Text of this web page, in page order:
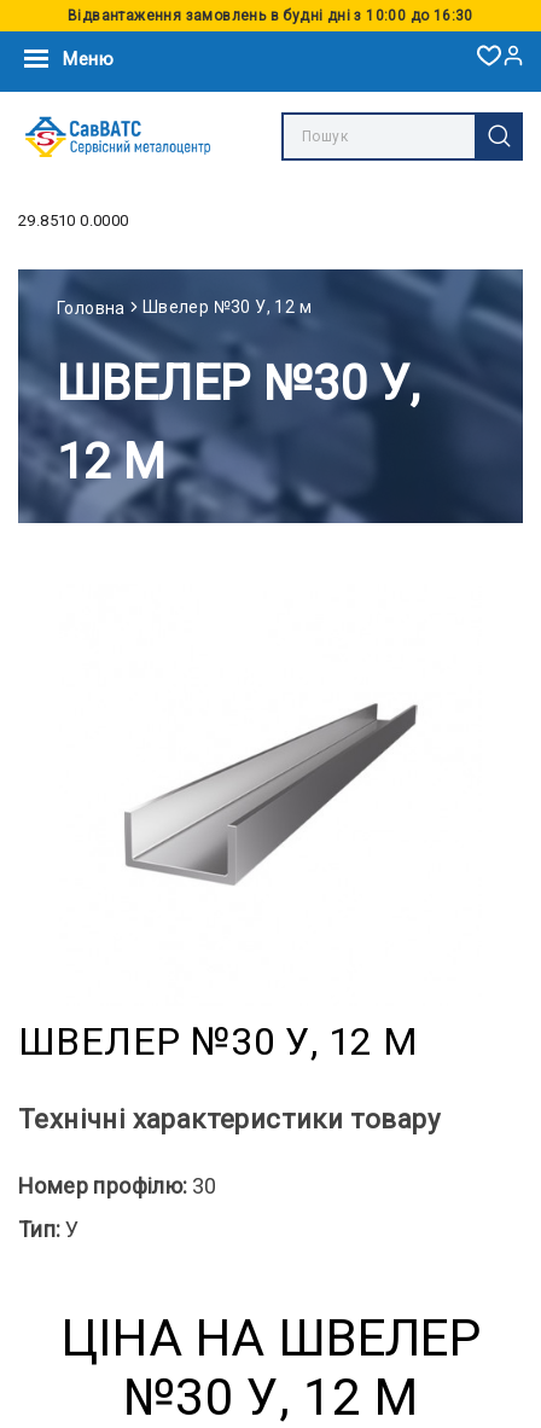
Відвантаження замовлень в будні дні з 10:00 до 16:30
Меню
29.8510 0.0000
Головна Швелер №30 У, 12 м
ШВЕЛЕР №30 У,
12 М
ШВЕЛЕР №30 У, 12 М
Технічні характеристики товару
Номер профілю: 30
Тип:У
ЦІНА НА ШВЕЛЕР
№30 У, 12 М